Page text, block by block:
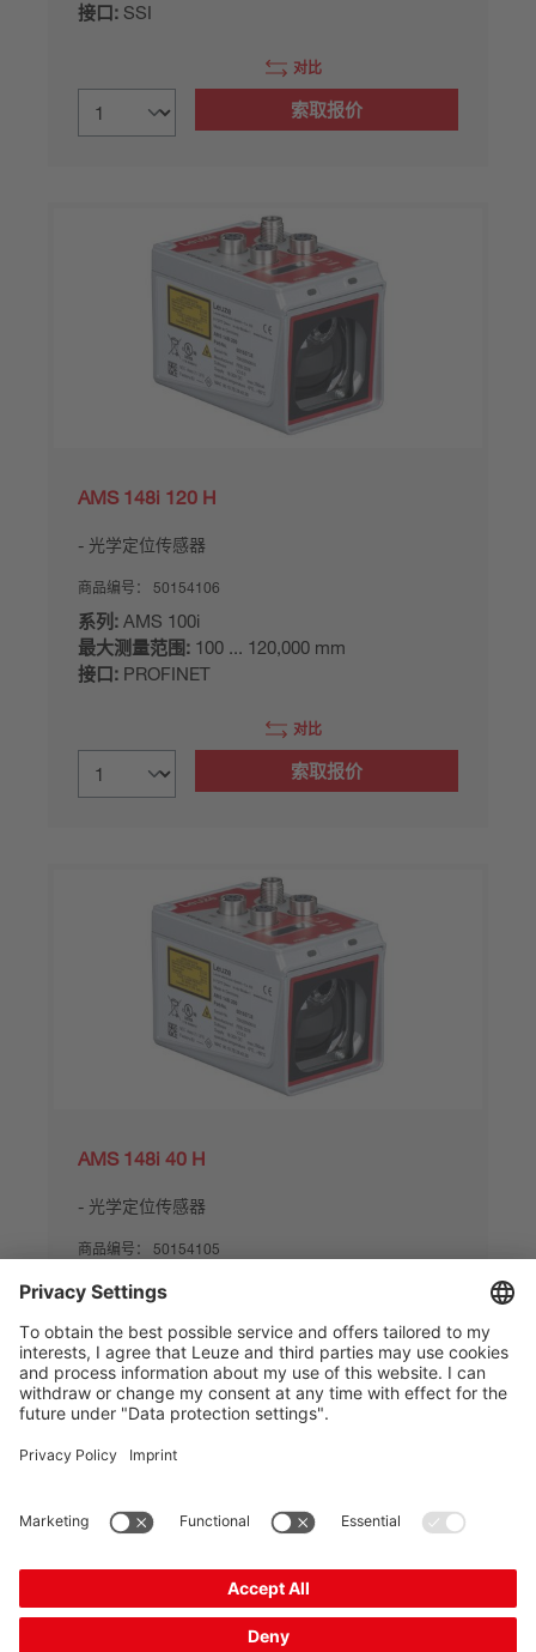
接口: SSI
对比
索取报价
AMS 148i 120 H
光学定位传感器
商品编号： 50154106
系列: AMS 100i
最大测量范围: 100 ... 120,000 mm
接口: PROFINET
对比
索取报价
AMS 148i 40 H
光学定位传感器
商品编号： 50154105
系列:AMS 100i
最大测量范围:
接口:PROFINET
对比